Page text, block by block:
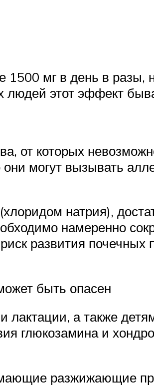
мг в день в разы,
людей этот эффект
от которых
могут вызывать
натрия),
намеренно
развития почечных
быть опасен
лактации, а также
глюкозамина и
разжижающие